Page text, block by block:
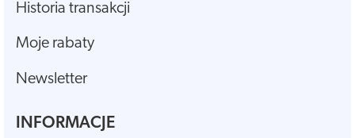
Historia transakcji
Moje rabaty
Newsletter
INFORMACJE